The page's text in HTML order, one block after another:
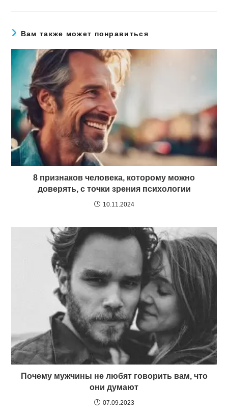
Вам также может понравиться
8 признаков человека, которому можно
доверять, с точки зрения психологии
10.11.2024
Почему мужчины не любят говорить вам, что
они думают
07.09.2023